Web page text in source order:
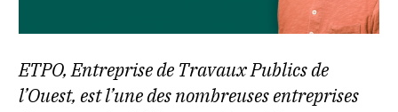
ETPO, Entreprise de Travaux Publics de
l’Ouest, est l’une des nombreuses entreprises